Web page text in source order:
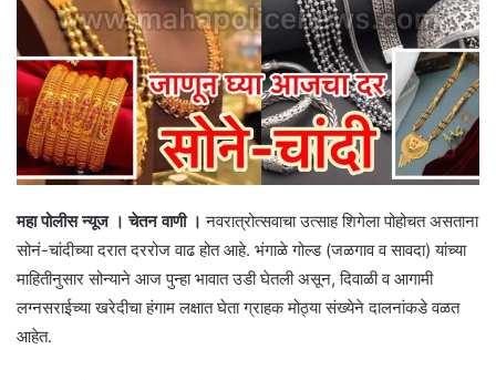
महा पोलीस न्यूज । चेतन वाणी । नवरात्रोत्सवाचा उत्साह शिगेला पोहोचत असताना
सोनं-चांदीच्या दरात दररोज वाढ होत आहे. भंगाळे गोल्ड (जळगाव व सावदा) यांच्या
माहितीनुसार सोन्याने आज पुन्हा भावात उडी घेतली असून, दिवाळी व आगामी
लग्नसराईच्या खरेदीचा हंगाम लक्षात घेता ग्राहक मोठ्या संख्येने दालनांकडे वळत
आहेत.